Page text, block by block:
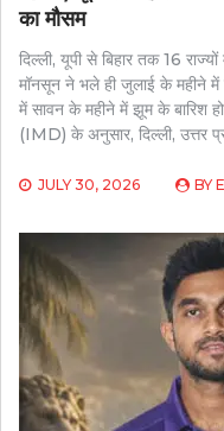
का मौसम
दिल्ली, यूपी से बिहार तक 16
मॉनसून ने भले ही जुलाई के महीने में
में सावन के महीने में झूम के बारिश
(IMD) के अनुसार, दिल्ली, उत्तर
JULY 30, 2026 BY